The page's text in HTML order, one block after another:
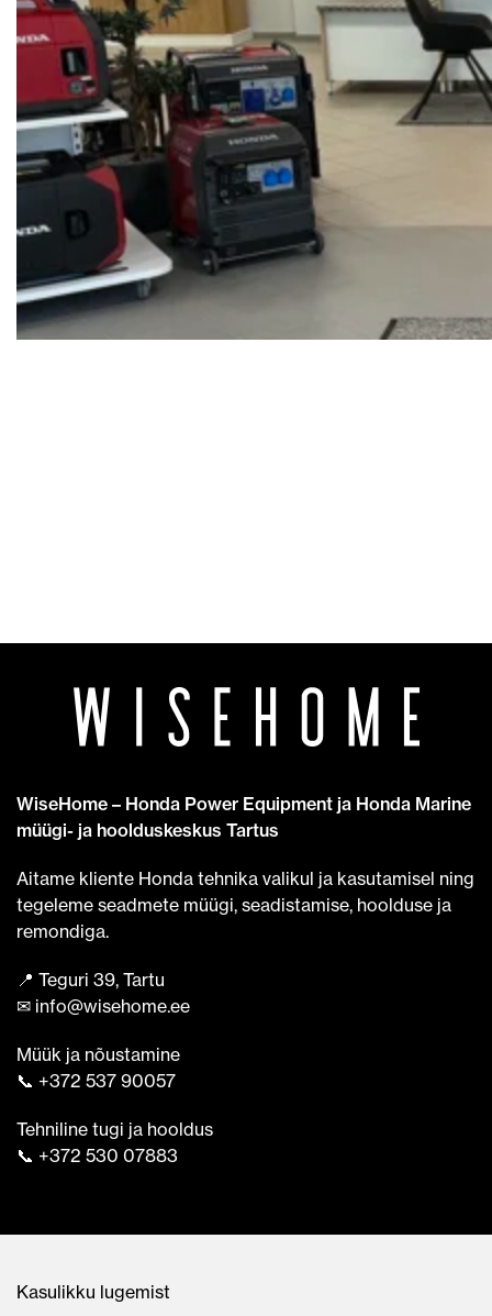
WiseHome – Honda Power Equipment ja Honda Marine
müügi- ja hoolduskeskus Tartus
Aitame kliente Honda tehnika valikul ja kasutamisel ning
tegeleme seadmete müügi, seadistamise, hoolduse ja
remondiga.
📍 Teguri 39, Tartu
✉ info@wisehome.ee
Müük ja nõustamine
📞 +372 537 90057
Tehniline tugi ja hooldus
📞 +372 530 07883
Kasulikku lugemist